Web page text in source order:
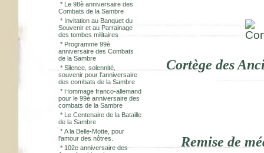
* Le 98è anniversaire des
Combats de la Sambre
* Invitation au Banquet du
Souvenir et au Parrainage
des tombes militaires
* Programme 99è
anniversaire des Combats
de la Sambre
* Silence, solennité,
souvenir pour l'anniversaire
des combats de la Sambre
* Hommage franco-allemand
pour le 99è anniversaire des
combats de la Sambre
* Le Centenaire de la Bataille
de la Sambre
* A la Belle-Motte, pour
l'amour des nôtres.
* 102e anniversaire des
Cortège des
Remise de